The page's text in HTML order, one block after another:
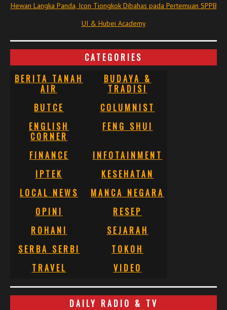
Hewan Langka Panda, Icon Tiongkok Dibahas pada Pertemuan SPPB
UI & Hubei Academy
CATEGORIES
BERITA TANAH
AIR
BUDAYA &
TRADISI
BUTCE
COLUMNIST
ENGLISH
CORNER
FENG SHUI
FINANCE
INFOTAINMENT
IPTEK
KESEHATAN
LOCAL NEWS
MANCA NEGARA
OPINI
RESEP
ROHANI
SEJARAH
SERBA SERBI
TOKOH
TRAVEL
VIDEO
DAILY RADIO & TV